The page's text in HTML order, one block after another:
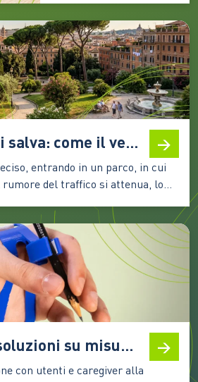
persone e ambiente. I
titoli premiati dal
Premio Demetra 2026
diventano una selezione
utile per riflettere su
clima, turismo, natura e
giustizia ambientale
anche in vacanza C’è chi
mette in valigia un…
Il parco che ci salva: come il verde urbano cambia la salute delle persone
entrando in un parco, in cui
del traffico si attenua, lo
è una risposta fisiologica. Il
nel verde, reagisce in modo
è circondato…
Hackability, soluzioni su misura per la disabilità grazie alla stampa 3D
con utenti e caregiver alla